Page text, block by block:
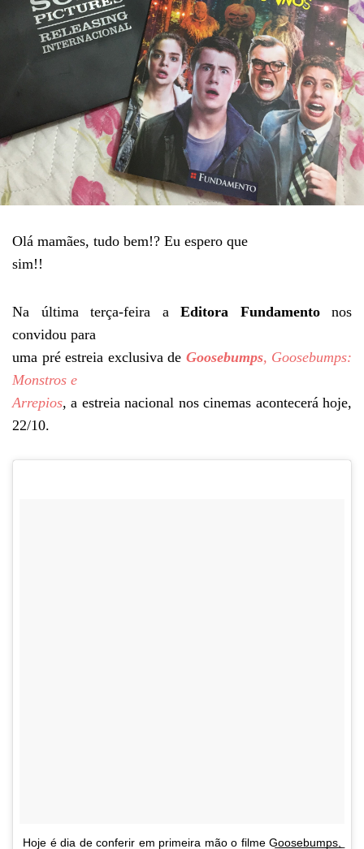
Olá mamães, tudo bem!? Eu espero que
sim!!
Na última terça-feira a Editora Fundamentonos
convidou para
uma pré estreia exclusiva de Goosebumps, Goosebumps:
Monstros e
Arrepios, a estreia nacional nos cinemas acontecerá hoje,
22/10.
Hoje é dia de conferir em primeira mão o filme G͟͟o͟͟o͟͟s͟͟e͟͟b͟͟u͟͟m͟͟p͟͟s͟͟,